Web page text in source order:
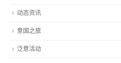
动态资讯
意国之旅
泛意活动